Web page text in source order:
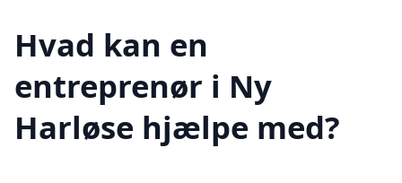
Hvad kan en
entreprenør i Ny
Harløse hjælpe med?